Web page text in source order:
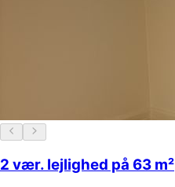
2 vær. lejlighed på 63 m²